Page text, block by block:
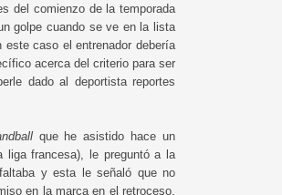
del comienzo de la temporada
golpe cuando se ve en la lista
caso el entrenador debería
acerca del criterio para ser
dado al deportista reportes
que he asistido hace un
liga francesa), le preguntó a la
y esta le señaló que no
en la marca en el retroceso.